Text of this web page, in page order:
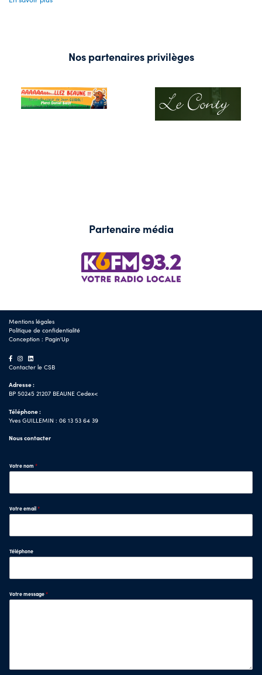
Nos partenaires privilèges
Partenaire média
Mentions légales
Politique de confidentialité
Conception : Pagin'Up
Contacter le CSB
Adresse :
BP 50245 21207 BEAUNE Cedex<
Téléphone :
Yves GUILLEMIN : 06 13 53 64 39
Nous contacter
Votre nom *
Votre email*
Téléphone
Votre message*